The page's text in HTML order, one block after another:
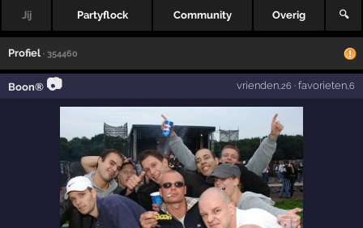
Jij Partyflock Community Overig 🔍
Profiel · 354460
Boon® 📷 vrienden,26 · favorieten,6